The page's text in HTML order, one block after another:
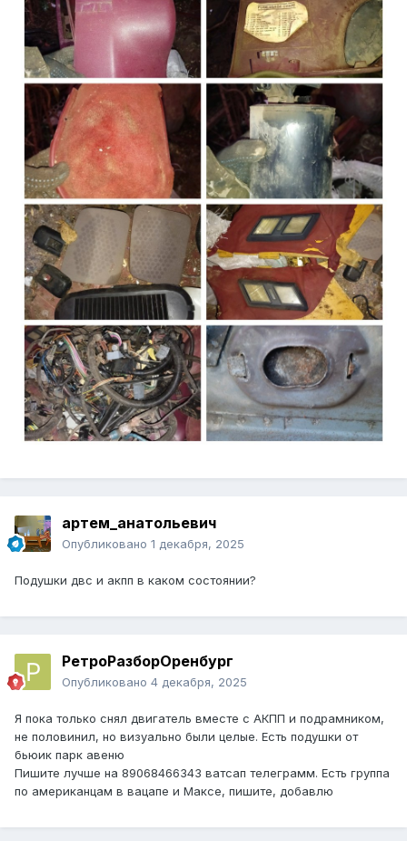
артем_анатольевич
Опубликовано 1 декабря, 2025
Подушки двс и акпп в каком состоянии?
РетроРазборОренбург
Опубликовано 4 декабря, 2025
Я пока только снял двигатель вместе с АКПП и подрамником,
не половинил, но визуально были целые. Есть подушки от
бьюик парк авеню
Пишите лучше на 89068466343 ватсап телеграмм. Есть группа
по американцам в вацапе и Максе, пишите, добавлю